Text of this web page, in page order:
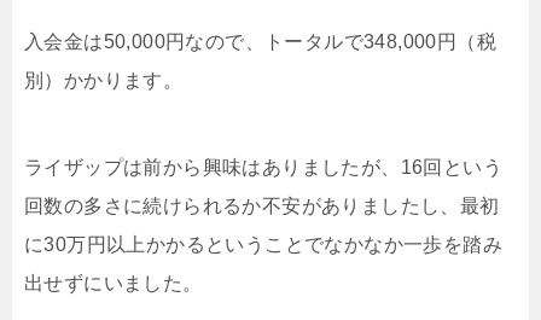
入会金は50,000円なので、トータルで348,000円（税
別）かかります。
ライザップは前から興味はありましたが、16回という
回数の多さに続けられるか不安がありましたし、最初
に30万円以上かかるということでなかなか一歩を踏み
出せずにいました。